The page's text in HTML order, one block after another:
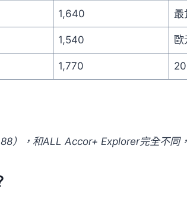
1,640 最
1,540 歐
1,770
），和ALL Accor+ Explorer完全不同